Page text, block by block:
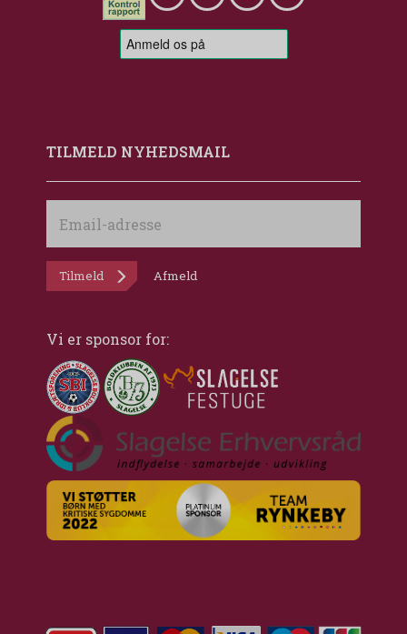
TILMELD NYHEDSMAIL
adresse
Tilmeld Afmeld
Vi er sponsor for: